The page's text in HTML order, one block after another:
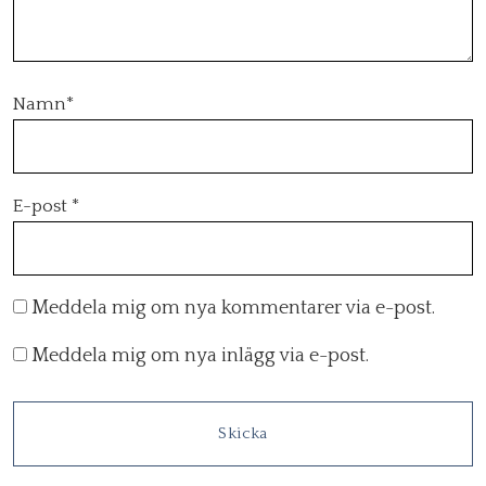
Namn*
E-post *
Meddela mig om nya kommentarer via e-post.
Meddela mig om nya inlägg via e-post.